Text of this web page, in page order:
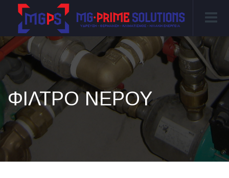
ΦΊΛΤΡΟ ΝΕΡΟΎ